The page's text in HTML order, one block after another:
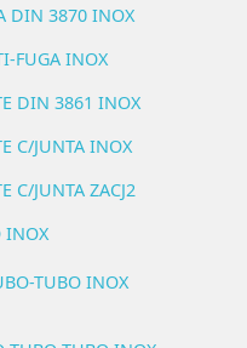
DIN 3870 INOX
FUGA INOX
DIN 3861 INOX
C/JUNTA INOX
C/JUNTA ZACJ2
INOX
TUBO INOX